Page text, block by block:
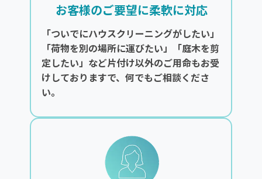
お客様のご要望に柔軟に対応
「ついでにハウスクリーニングがしたい」
「荷物を別の場所に運びたい」「庭木を剪
定したい」など片付け以外のご用命もお受
けしておりますで、何でもご相談くださ
い。